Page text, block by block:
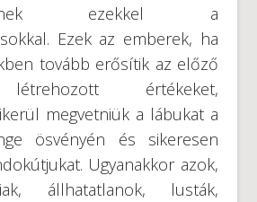
ezekkel a
Ezek az emberek, ha
tovább erősítik az előző
értékeket,
megvetniük a lábukat a
ösvényén és sikeresen
Ugyanakkor azok,
állhatatlanok, lusták,